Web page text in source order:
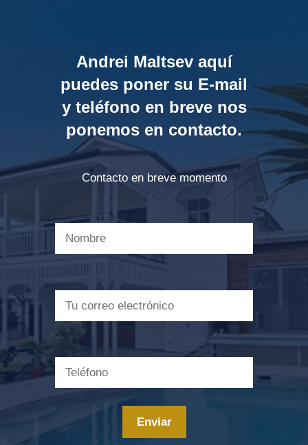
Andrei Maltsev aquí
puedes poner su E-mail
y teléfono en breve nos
ponemos en contacto.
Contacto en breve momento